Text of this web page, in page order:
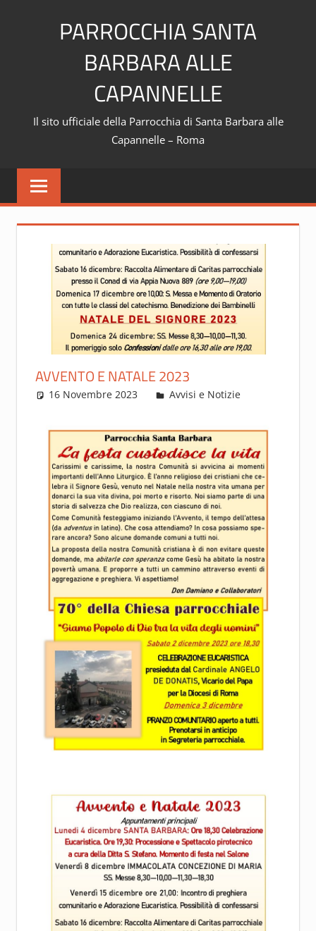
PARROCCHIA SANTA
BARBARA ALLE
CAPANNELLE
Il sito ufficiale della Parrocchia di Santa Barbara alle
Capannelle – Roma
AVVENTO E NATALE 2023
16 Novembre 2023 Francesca Rosi
Avvisi e Notizie